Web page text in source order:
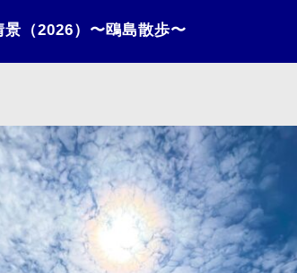
景（2026）〜鴎島散歩〜